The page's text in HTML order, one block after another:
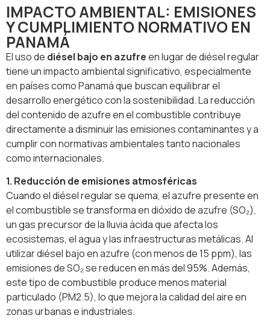
IMPACTO AMBIENTAL: EMISIONES
Y CUMPLIMIENTO NORMATIVO EN
PANAMÁ
El uso de diésel bajo en azufreen lugar de diésel regular
tiene un impacto ambiental significativo, especialmente
en países como Panamá que buscan equilibrar el
desarrollo energético con la sostenibilidad. La reducción
del contenido de azufre en el combustible contribuye
directamente a disminuir las emisiones contaminantes y a
cumplir con normativas ambientales tanto nacionales
como internacionales.
1. Reducción de emisiones atmosféricas
Cuando el diésel regular se quema, el azufre presente en
el combustible se transforma en dióxido de azufre (SO₂),
un gas precursor de la lluvia ácida que afecta los
ecosistemas, el agua y las infraestructuras metálicas. Al
utilizar diésel bajo en azufre (con menos de 15 ppm), las
emisiones de SO₂ se reducen en más del 95%. Además,
este tipo de combustible produce menos material
particulado (PM2.5), lo que mejora la calidad del aire en
zonas urbanas e industriales.